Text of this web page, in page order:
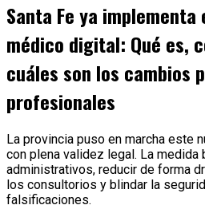
Santa Fe ya
médico digital: Qué es,
cuáles son los cambios
profesionales
La provincia puso en marcha este
con plena validez legal. La
administrativos, reducir de forma
los consultorios y blindar la
falsificaciones.